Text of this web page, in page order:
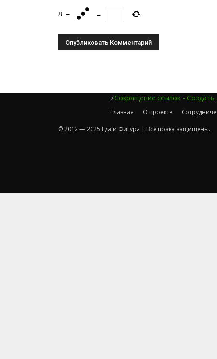
8 − =
⚡Сокращение ссылок - Создать
Главная О проекте
© 2012 — 2025 Еда и Фигура | Все права защищены.